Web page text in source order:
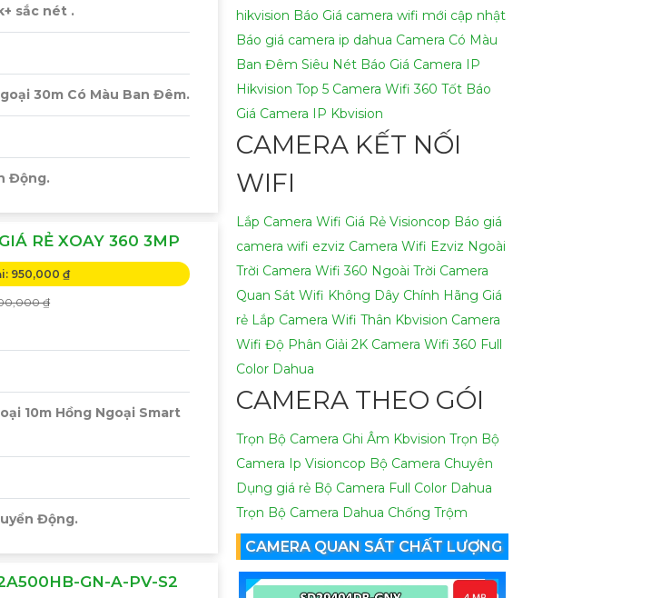
sắc nét .
30m Có Màu Ban Đêm.
Động.
RẺ XOAY 360 3MP
950,000 ₫
₫
10m Hồng Ngoại Smart
Động.
GN-A-PV-S2
hikvision Báo Giá camera wifi mới cập nhật
Báo giá camera ip dahua Camera Có Màu
Ban Đêm Siêu Nét Báo Giá Camera IP
Hikvision Top 5 Camera Wifi 360 Tốt Báo
Giá Camera IP Kbvision
CAMERA KẾT NỐI
WIFI
Lắp Camera Wifi Giá Rẻ Visioncop Báo giá
camera wifi ezviz Camera Wifi Ezviz Ngoài
Trời Camera Wifi 360 Ngoài Trời Camera
Quan Sát Wifi Không Dây Chính Hãng Giá
rẻ Lắp Camera Wifi Thân Kbvision Camera
Wifi Độ Phân Giải 2K Camera Wifi 360 Full
Color Dahua
CAMERA THEO GÓI
Trọn Bộ Camera Ghi Âm Kbvision Trọn Bộ
Camera Ip Visioncop Bộ Camera Chuyên
Dụng giá rẻ Bộ Camera Full Color Dahua
Trọn Bộ Camera Dahua Chống Trộm
CAMERA QUAN SÁT CHẤT LƯỢNG